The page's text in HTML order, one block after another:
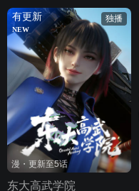
独播
有更新
NEW
漫・更新至5话
东大高武学院